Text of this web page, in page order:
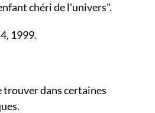
chéri de l'univers".
1999.
trouver dans certaines